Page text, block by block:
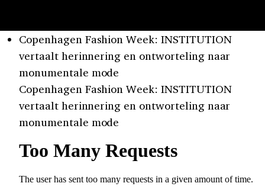
Copenhagen Fashion Week: INSTITUTION
vertaalt herinnering en ontworteling naar
monumentale mode
Copenhagen Fashion Week: INSTITUTION
vertaalt herinnering en ontworteling naar
monumentale mode